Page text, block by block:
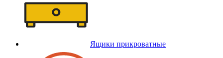
Ящики прикроватные